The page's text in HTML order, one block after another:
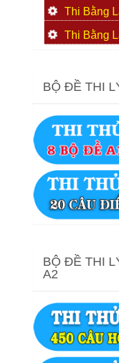
Thi Bằng
Thi Bằng
BỘ ĐỀ THI
BỘ ĐỀ THI
A2